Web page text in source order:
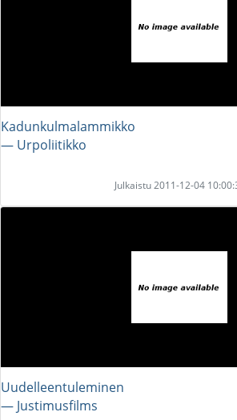
Kadunkulmalammikko
― Urpoliitikko
Julkaistu 2011-12-04
Uudelleentuleminen
― Justimusfilms